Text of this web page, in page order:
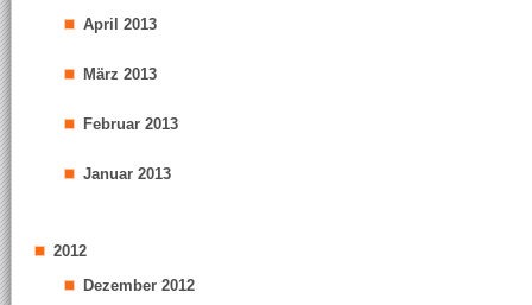
April 2013
März 2013
Februar 2013
Januar 2013
2012
Dezember 2012